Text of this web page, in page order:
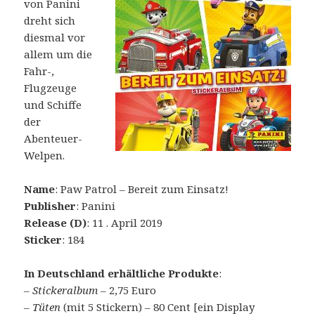
von Panini
dreht sich
diesmal vor
allem um die
Fahr-,
Flugzeuge
und Schiffe
der
Abenteuer-
Welpen.
Name: Paw Patrol – Bereit zum Einsatz!
Publisher: Panini
Release (D): 11 . April 2019
Sticker: 184
In Deutschland erhältliche Produkte:
–Stickeralbum – 2,75 Euro
– Tüten (mit 5 Stickern) – 80 Cent [ein Display